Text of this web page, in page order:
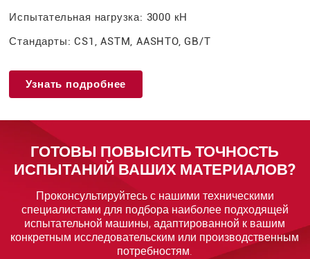
Испытательная нагрузка: 3000 кН
Стандарты: CS1, ASTM, AASHTO, GB/T
Узнать подробнее
ГОТОВЫ ПОВЫСИТЬ ТОЧНОСТЬ
ИСПЫТАНИЙ ВАШИХ МАТЕРИАЛОВ?
Проконсультируйтесь с нашими техническими
специалистами для подбора наиболее подходящей
испытательной машины, адаптированной к вашим
конкретным исследовательским или производственным
потребностям.